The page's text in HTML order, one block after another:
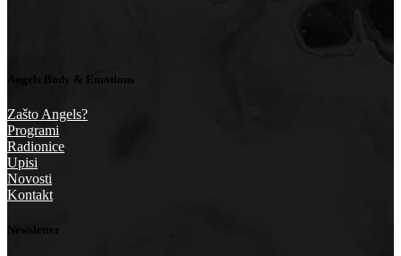
Angels Body & Emotions
Zašto Angels?
Programi
Radionice
Upisi
Novosti
Kontakt
Newsletter